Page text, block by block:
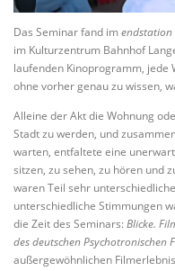
Das Seminar fand imendstation
im Kulturzentrum Bahnhof
laufenden Kinoprogramm, jede
ohne vorher genau zu wissen,
Alleine der Akt die Wohnung
Stadt zu werden, und
warten, entfaltete eine
sitzen, zu sehen, zu hören und
waren Teil sehr
unterschiedliche Stimmungen
die Zeit des Seminars:Blicke.
des deutschen Psychotronischen
außergewöhnlichen